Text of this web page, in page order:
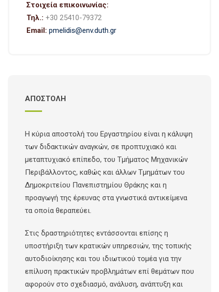
Στοιχεία επικοινωνίας:
Τηλ.: +30 25410-79372
Email: pmelidis@env.duth.gr
ΑΠΟΣΤΟΛΗ
Η κύρια αποστολή του Εργαστηρίου είναι η κάλυψη
των διδακτικών αναγκών, σε προπτυχιακό και
μεταπτυχιακό επίπεδο, του Τμήματος Μηχανικών
Περιβάλλοντος, καθώς και άλλων Τμημάτων του
Δημοκριτείου Πανεπιστημίου Θράκης και η
προαγωγή της έρευνας στα γνωστικά αντικείμενα
τα οποία θεραπεύει.
Στις δραστηριότητες εντάσσονται επίσης η
υποστήριξη των κρατικών υπηρεσιών, της τοπικής
αυτοδιοίκησης και του ιδιωτικού τομέα για την
επίλυση πρακτικών προβλημάτων επί θεμάτων που
αφορούν στο σχεδιασμό, ανάλυση, ανάπτυξη και